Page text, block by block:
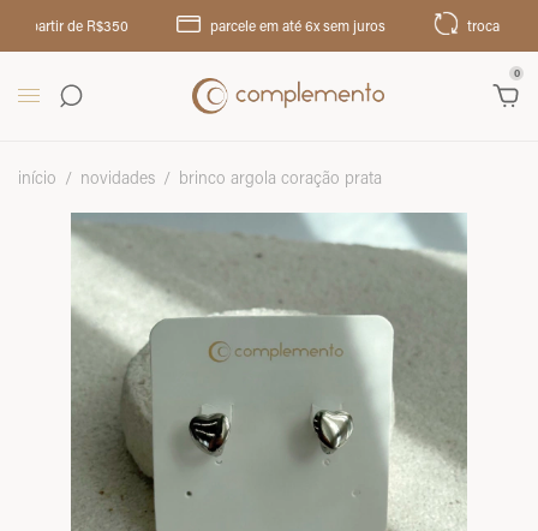
de R$350 parcele em até 6x sem juros troca até 30 dias
0
início / novidades / brinco argola coração prata